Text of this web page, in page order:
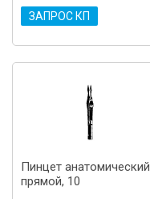
ЗАПРОС КП
Пинцет анатомический
прямой, 10